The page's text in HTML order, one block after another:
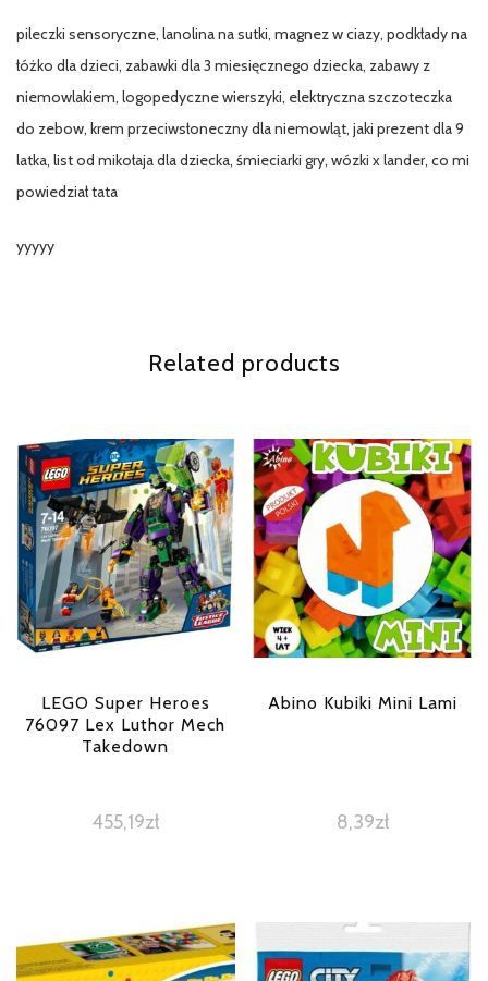
pileczki sensoryczne, lanolina na sutki, magnez w ciazy, podkłady na
łóżko dla dzieci, zabawki dla 3 miesięcznego dziecka, zabawy z
niemowlakiem, logopedyczne wierszyki, elektryczna szczoteczka
do zebow, krem przeciwsłoneczny dla niemowląt, jaki prezent dla 9
latka, list od mikołaja dla dziecka, śmieciarki gry, wózki x lander, co mi
powiedział tata
yyyyy
Related products
LEGO Super Heroes
76097 Lex Luthor Mech
Takedown
455,19zł
Abino Kubiki Mini Lami
8,39zł